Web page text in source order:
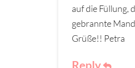
auf die Füllung,
gebrannte
Grüße!! Petra
Reply